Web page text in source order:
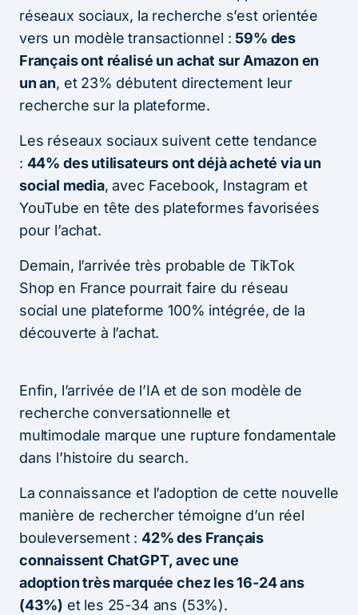
réseaux sociaux, la recherche s’est orientée
vers un modèle transactionnel : 59% des
Français ont réalisé un achat sur Amazon en
un an, et 23% débutent directement leur
recherche sur la plateforme.
Les réseaux sociaux suivent cette tendance
: 44% des utilisateurs ont déjà acheté via un
social media, avec Facebook, Instagram et
YouTube en tête des plateformes favorisées
pour l’achat.
Demain, l’arrivée très probable de TikTok
Shop en France pourrait faire du réseau
social une plateforme 100% intégrée, de la
découverte à l’achat.
Enfin, l’arrivée de l’IA et de son modèle de
recherche conversationnelle et
multimodale marque une rupture fondamentale
dans l’histoire du search.
La connaissance et l’adoption de cette nouvelle
manière de rechercher témoigne d’un réel
bouleversement : 42% des Français
connaissent ChatGPT, avec une
adoption très marquée chez les 16-24 ans
(43%) et les 25-34 ans (53%).